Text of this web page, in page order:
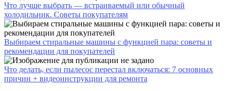
Что лучше выбрать — встраиваемый или обычный
холодильник. Советы покупателям
Выбираем стиральные машины с функцией пара: советы и
рекомендации для покупателей
Что делать, если пылесос перестал включаться: 7 основных
причин + видеоинструкции для ремонта